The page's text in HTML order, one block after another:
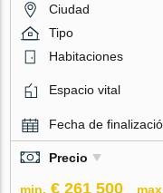
Ciudad
Tipo
Habitaciones
Espacio vital
Fecha de
Precio
min. € 261 500